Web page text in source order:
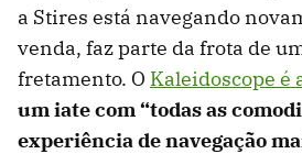
a Stires está navegando
venda, faz parte da frota de
fretamento. O Kaleidoscope é
um iate com “todas as
experiência de navegação